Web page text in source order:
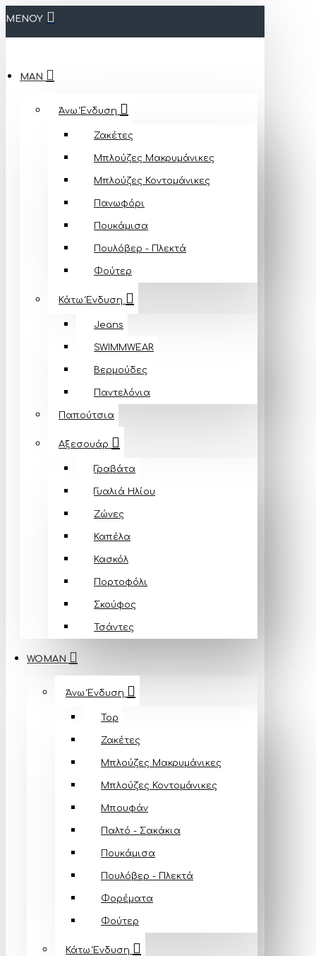
ΜΕΝΟΥ
MAN
Άνω Ένδυση
Ζακέτες
Μπλούζες Mακρυμάνικες
Μπλούζες Κοντομάνικες
Πανωφόρι
Πουκάμισα
Πουλόβερ - Πλεκτά
Φούτερ
Κάτω Ένδυση
Jeans
SWIMMWEAR
Βερμούδες
Παντελόνια
Παπούτσια
Αξεσουάρ
Γραβάτα
Γυαλιά Ηλίου
Ζώνες
Καπέλα
Κασκόλ
Πορτοφόλι
Σκούφος
Τσάντες
WOMAN
Άνω Ένδυση
Top
Ζακέτες
Μπλούζες Mακρυμάνικες
Μπλούζες Κοντομάνικες
Μπουφάν
Παλτό - Σακάκια
Πουκάμισα
Πουλόβερ - Πλεκτά
Φορέματα
Φούτερ
Κάτω Ένδυση